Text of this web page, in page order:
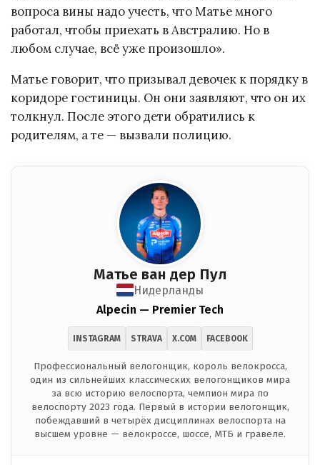
вопроса вины надо учесть, что Матье много
работал, чтобы приехать в Австралию. Но в
любом случае, всё уже произошло».
Матье говорит, что призывал девочек к порядку в
коридоре гостиницы. Он они заявляют, что он их
толкнул. После этого дети обратились к
родителям, а те — вызвали полицию.
Матье ван дер Пул
Нидерланды
Alpecin — Premier Tech
INSTAGRAM STRAVA X.COM FACEBOOK
Профессиональный велогонщик, король велокросса,
один из сильнейших классических велогонщиков мира
за всю историю велоспорта, чемпион мира по
велоспорту 2023 года. Первый в истории велогонщик,
побеждавший в четырёх дисциплинах велоспорта на
высшем уровне — велокроссе, шоссе, МТБ и гравеле.